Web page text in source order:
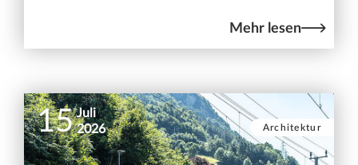
Mehr lesen
15 Juli
2026
Architektur